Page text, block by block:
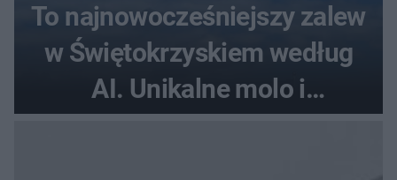
To najnowocześniejszy zalew
w Świętokrzyskiem według
AI. Unikalne molo i